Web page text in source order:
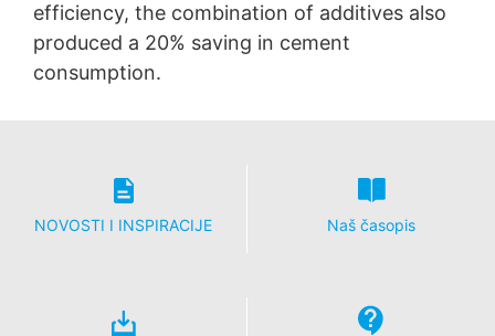
efficiency, the combination of additives also
produced a 20% saving in cement
consumption.
NOVOSTI I INSPIRACIJE Naš časopis
osnovu vašeg pristanka ili ispunjavanja ugovora koji se
automatski isporučuju vama ili trećoj strani u
standardnom, mašinski čitljivom formatu. Ako vam je
potreban direktan prenos podataka drugoj odgovornoj
Kao što je dozvoljeno čl. 15 GDPR, imate pravo da u
svakom trenutku dobijete besplatne informacije o bilo
kojim ličnim podacima koji se čuvaju. Također imate